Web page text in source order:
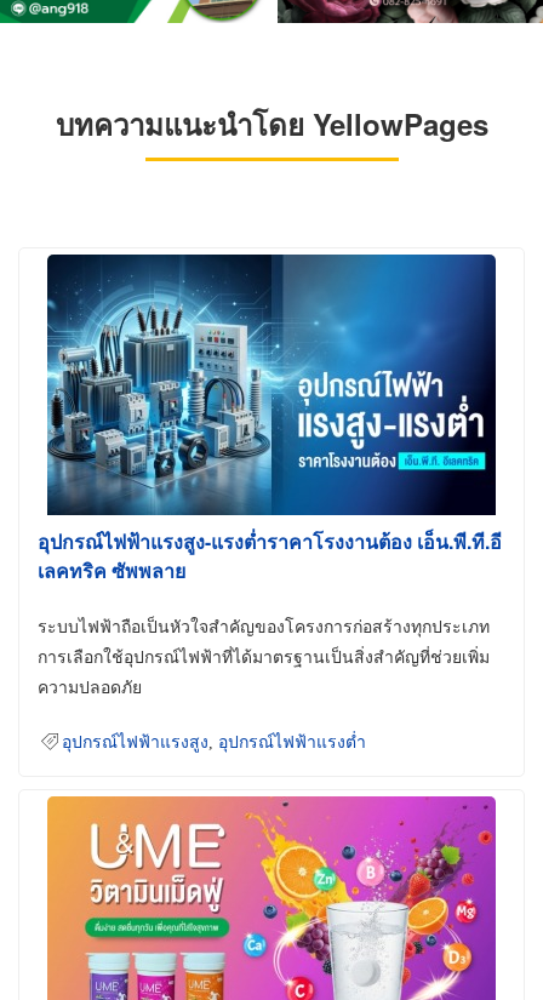
บทความแนะนำโดย YellowPages
อุปกรณ์ไฟฟ้าแรงสูง-แรงต่ำราคาโรงงานต้อง เอ็น.พี.ที.อี
เลคทริค ซัพพลาย
ระบบไฟฟ้าถือเป็นหัวใจสำคัญของโครงการก่อสร้างทุกประเภท
การเลือกใช้อุปกรณ์ไฟฟ้าที่ได้มาตรฐานเป็นสิ่งสำคัญที่ช่วยเพิ่ม
ความปลอดภัย
อุปกรณ์ไฟฟ้าแรงสูง อุปกรณ์ไฟฟ้าแรงต่ำ